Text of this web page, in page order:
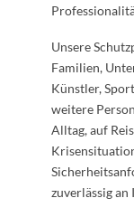
Unsere
Familien,
Künstler,
weitere
Alltag, auf
zuverlässig an